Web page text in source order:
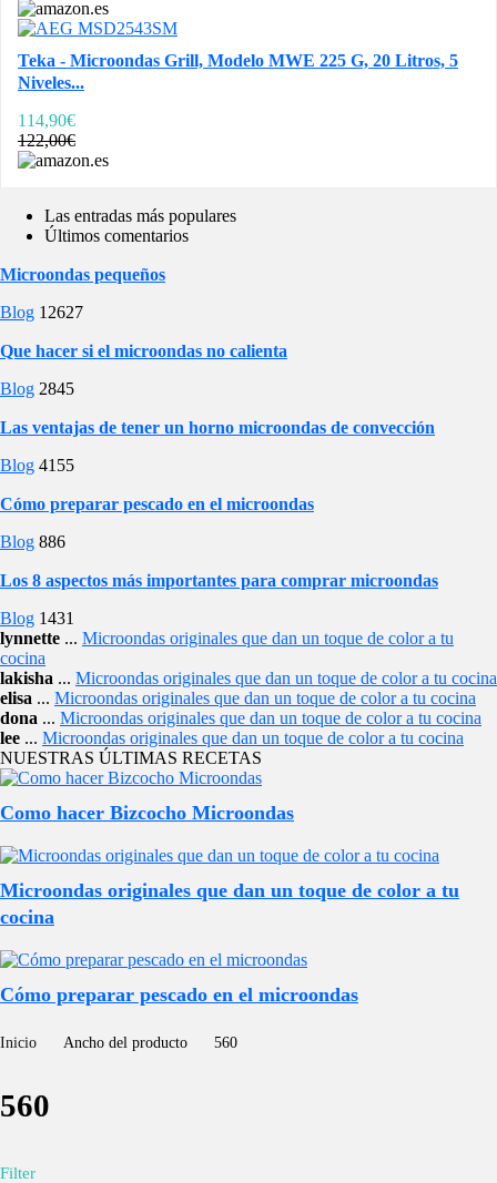
Teka - Microondas Grill, Modelo MWE 225 G, 20 Litros, 5
Niveles...
114,90€
122,00€
Las entradas más populares
Últimos comentarios
Microondas pequeños
Blog 12627
Que hacer si el microondas no calienta
Blog 2845
Las ventajas de tener un horno microondas de convección
Blog 4155
Cómo preparar pescado en el microondas
Blog 886
Los 8 aspectos más importantes para comprar microondas
Blog 1431
lynnette ... Microondas originales que dan un toque de color a tu
cocina
lakisha ... Microondas originales que dan un toque de color a tu cocina
elisa ... Microondas originales que dan un toque de color a tu cocina
dona ... Microondas originales que dan un toque de color a tu cocina
lee ... Microondas originales que dan un toque de color a tu cocina
NUESTRAS ÚLTIMAS RECETAS
Como hacer Bizcocho Microondas
Microondas originales que dan un toque de color a tu
cocina
Cómo preparar pescado en el microondas
Inicio Ancho del producto 560
560
Filter